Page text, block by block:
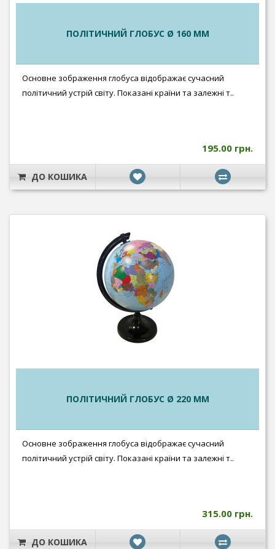
ПОЛІТИЧНИЙ ГЛОБУС Ø 160 ММ
Основне зображення глобуса відображає сучасний
політичний устрій світу. Показані країни та залежні т..
195.00 грн.
ДО КОШИКА
ПОЛІТИЧНИЙ ГЛОБУС Ø 220 ММ
Основне зображення глобуса відображає сучасний
політичний устрій світу. Показані країни та залежні т..
315.00 грн.
ДО КОШИКА